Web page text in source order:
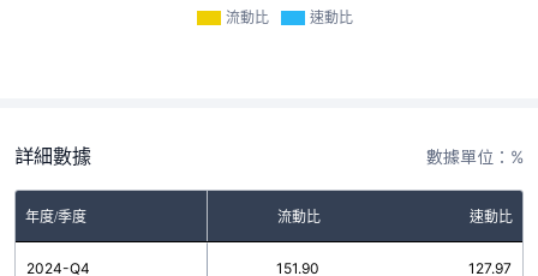
流動比 速動比
詳細數據 數據單位：%
年度/季度 流動比 速動比
2024-Q4 151.90 127.97